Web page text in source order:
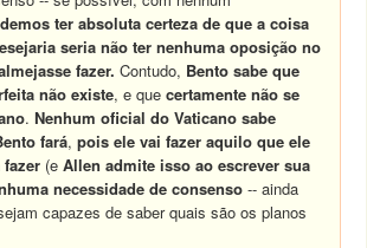
ter absoluta certeza de que a coisa
seria não ter nenhuma oposição no
fazer.Contudo, Bento sabe que
não existe, e quecertamente não se
.Nenhum oficial do Vaticano sabe
fará,pois ele vai fazer aquilo que ele
(eAllen admite isso ao escrever sua
necessidade de consenso-- ainda
capazes de saber quais são os planos